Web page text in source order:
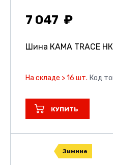
7 047
Шина КАМА TRACE
На складе > 16 шт. Код
КУПИТЬ
Зимние